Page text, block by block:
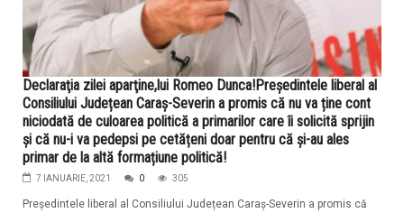
Declaraţia zilei aparţine,lui Romeo Dunca!Președintele liberal al
Consiliului Județean Caraș-Severin a promis că nu va ține cont
niciodată de culoarea politică a primarilor care îi solicită sprijin
și că nu-i va pedepsi pe cetățeni doar pentru că și-au ales
primar de la altă formațiune politică!
7 IANUARIE, 2021 0 305
Președintele liberal al Consiliului Județean Caraș-Severin a promis că